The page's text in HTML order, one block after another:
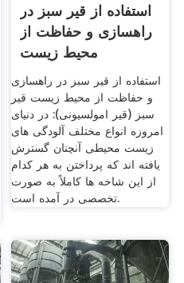
استفاده از قیر سبز در
راهسازی و حفاظت از
محیط زیست
استفاده از قیر سبز در راهسازی
و حفاظت از محیط زیست قیر
سبز (قیر امولسیونی): در دنیای
امروزه انواع مختلف آلودگی های
زیست محیطی آنچنان گسترش
یافته اند که پرداختن به هر کدام
از این شاخه ها کاملاً به صورت
تخصصی در آمده است.